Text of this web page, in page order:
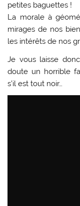
petites baguettes !
La morale à
mirages de nos
les intérêts de nos
Je vous laisse
doute un horrible
s’il est tout noir…